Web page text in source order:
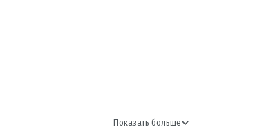
Показать больше